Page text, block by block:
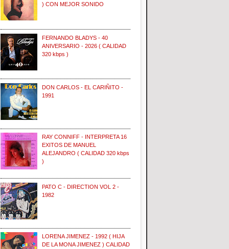
) CON MEJOR SONIDO
FERNANDO BLADYS - 40
ANIVERSARIO - 2026 ( CALIDAD
320 kbps )
DON CARLOS - EL CARIÑITO -
1991
RAY CONNIFF - INTERPRETA 16
EXITOS DE MANUEL
ALEJANDRO ( CALIDAD 320 kbps
)
PATO C - DIRECTION VOL 2 -
1982
LORENA JIMENEZ - 1992 ( HIJA
DE LA MONA JIMENEZ ) CALIDAD